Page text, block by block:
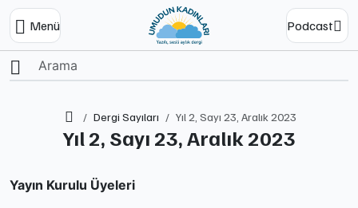
Menü Podcast
Ana SayfaDergi Sayıları Yıl 2, Sayı 23, Aralık 2023
Yıl 2, Sayı 23, Aralık 2023
Yayın Kurulu Üyeleri